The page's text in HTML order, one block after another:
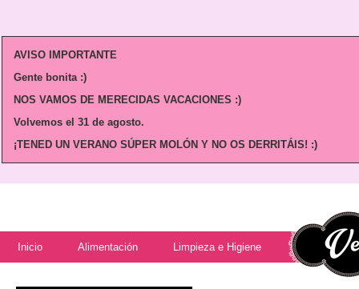
AVISO IMPORTANTE
Gente bonita :)
NOS VAMOS DE MERECIDAS VACACIONES :)
Volvemos el 31 de agosto.
¡TENED UN VERANO SÚPER MOLÓN Y NO OS DERRITÁIS! :)
Inicio Alimentación Limpieza e Higiene